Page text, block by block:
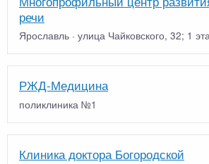
речи
Ярославль · улица Чайковского, 32; 1
РЖД-Медицина
поликлиника №1
Клиника доктора Богородской